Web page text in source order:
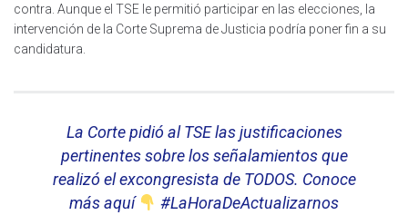
contra. Aunque el TSE le permitió participar en las elecciones, la
intervención de la Corte Suprema de Justicia podría poner fin a su
candidatura.
La Corte pidió al TSE las justificaciones
pertinentes sobre los señalamientos que
realizó el excongresista de TODOS. Conoce
más aquí
#LaHoraDeActualizarnos